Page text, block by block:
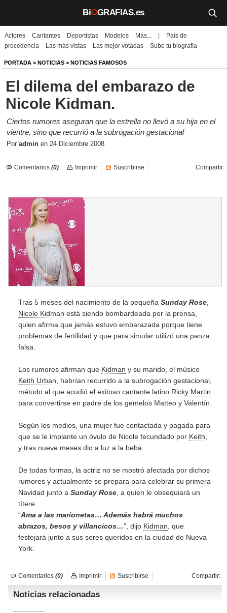
BiOGRAFIAS.es
Biografías
Películas
TV
Música
Un día como hoy
Noticias
Iniciar sesión
Actores Cantantes Deportistas Modelos Más...
País de
procedencia
Las más vistas Las mejor votadas Sube tu biografía
PORTADA > NOTICIAS > NOTICIAS FAMOSOS
El dilema del embarazo de
Nicole Kidman.
Ciertos rumores aseguran que la estrella no llevó a su hija en el
vientre, sino que recurrió a la subrogación gestacional
Por admin en 24 Diciembre 2008
Comentarios (0) Compartir:
Imprimir Suscribirse
Tras 5 meses del nacimiento de la pequeña Sunday Rose
Nicole Kidman está siendo bombardeada por la prensa,
quien afirma que jamás estuvo embarazada porque tiene
problemas de fertilidad y que para simular utilizó una panza
falsa.
Los rumores afirman que Kidman y su marido, el músico
Keith Urban , habrían recurrido a la subrogación gestacional,
método al que acudió el exitoso cantante latino Ricky Martin
para convertirse en padre de los gemelos Matteo y Valentín.
Según los medios, una mujer fue contactada y pagada para
que se le implante un óvulo de Nicole fecundado por Keith
y tras nueve meses dio a luz a la beba.
De todas formas, la actriz no se mostró afectada por dichos
rumores y actualmente se prepara para celebrar su primera
Navidad junto a Sunday Rose , a quien le obsequiará un
títere.
“Ama a las marionetas… Además habrá muchos
abrazos, besos y villancicos…”, dijo Kidman , que
festejará junto a sus seres queridos en la ciudad de Nueva
York.
Comentarios (0) Compartir:
Imprimir Suscribirse
Noticias relacionadas